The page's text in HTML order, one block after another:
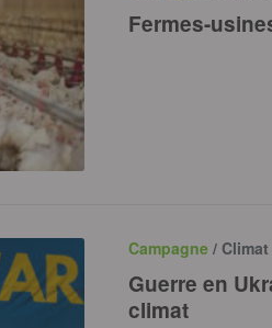
Fermes-
Campagne /
Guerre en
climat